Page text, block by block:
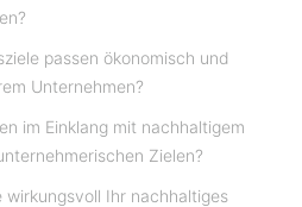
passen ökonomisch und
Unternehmen?
im Einklang mit nachhaltigem
Zielen?
wirkungsvoll Ihr nachhaltiges